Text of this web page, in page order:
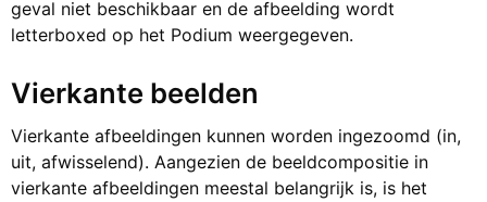
geval niet beschikbaar en de afbeelding wordt
letterboxed op het Podium weergegeven.
Vierkante beelden
Vierkante afbeeldingen kunnen worden ingezoomd (in,
uit, afwisselend). Aangezien de beeldcompositie in
vierkante afbeeldingen meestal belangrijk is, is het